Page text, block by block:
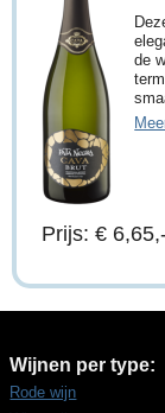
de
Prijs: €
Wijnen per type:
Rode wijn